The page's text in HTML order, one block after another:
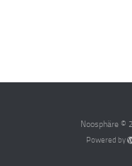
Noosphäre ©
Powered by